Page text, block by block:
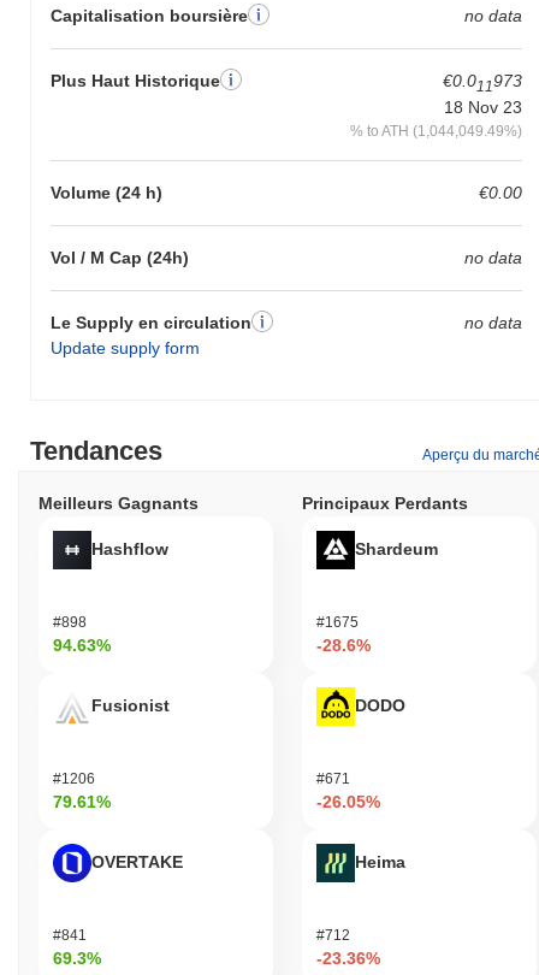
Capitalisation boursière no data
Plus Haut Historique €0.011973
18 Nov 23
% to ATH (1,044,049.49%)
Volume (24 h) €0.00
Vol / M Cap (24h) no data
Le Supply en circulation
Update supply form
no data
Tendances Aperçu du
Meilleurs Gagnants
Hashflow
#898
94.63%
Fusionist
#1206
79.61%
OVERTAKE
#841
69.3%
Principaux Perdants
Shardeum
#1675
-28.6%
DODO
#671
-26.05%
Heima
#712
-23.36%